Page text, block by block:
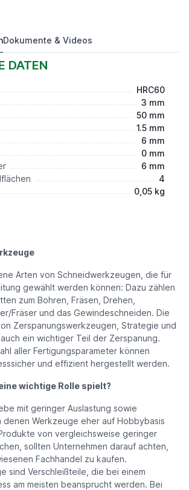
Dokumente & Videos
DATEN
HRC60
3 mm
50 mm
1.5 mm
6 mm
0 mm
6 mm
4
0,05 kg
Arten von Schneidwerkzeugen, die für
gewählt werden können: Dazu zählen
zum Bohren, Fräsen, Drehen,
Fräser und das Gewindeschneiden. Die
Zerspanungswerkzeugen, Strategie und
ein wichtiger Teil der Zerspanung.
aller Fertigungsparameter können
und effizient hergestellt werden.
wichtige Rolle spielt?
mit geringer Auslastung sowie
denen Werkzeuge eher auf Hobbybasis
von vergleichsweise geringer
sollten Unternehmen darauf achten,
Fachhandel zu kaufen.
sind Verschleißteile, die bei einem
am meisten beansprucht werden. Bei